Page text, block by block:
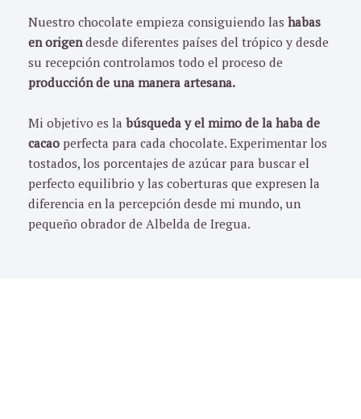
Nuestro chocolate empieza consiguiendo las habas
en origendesde diferentes países del trópico y desde
su recepción controlamos todo el proceso de
producción de una manera artesana.
Mi objetivo es la búsqueda y el mimo de la haba de
cacao perfecta para cada chocolate. Experimentar los
tostados, los porcentajes de azúcar para buscar el
perfecto equilibrio y las coberturas que expresen la
diferencia en la percepción desde mi mundo, un
pequeño obrador de Albelda de Iregua.